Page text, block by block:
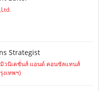
Strategist
วนิเคชั่นส์ แอนด์ คอนซัลแทนส์
งเทพฯ)